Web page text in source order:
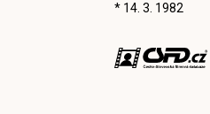
* 14. 3. 1982